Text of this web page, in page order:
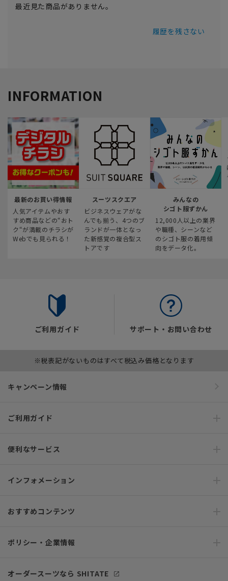
最近見た商品がありません。
履歴を残さない
INFORMATION
最新のお買い得情報
人気アイテムやおす
すめ商品などの“おト
ク“が満載のチラシが
Webでも見られる！
スーツスクエア
ビジネスウェアがな
んでも揃う、4つのブ
ランドが一体となっ
た新感覚の複合型ス
トアです
みんなの
シゴト服ずかん
12,000人以上の業界
や職種、シーンなど
のシゴト服の着用傾
向をデータ化。
ご利用ガイド サポート・お問い合わせ
※税表記がないものはすべて税込み価格となります
キャンペーン情報
ご利用ガイド
便利なサービス
インフォメーション
おすすめコンテンツ
ポリシー・企業情報
オーダースーツなら SHITATE